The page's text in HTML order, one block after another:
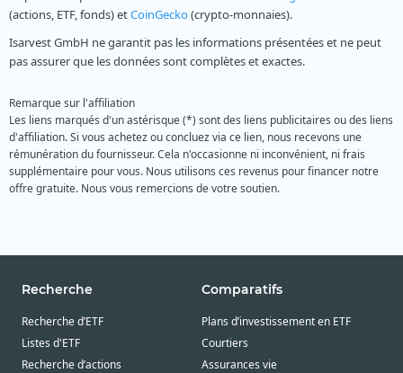
(actions, ETF, fonds) etCoinGecko(crypto-monnaies).
Isarvest GmbH ne garantit pas les informations présentées et ne peut
pas assurer que les données sont complètes et exactes.
Remarque sur l'affiliation
Les liens marqués d'un astérisque (*) sont des liens publicitaires ou des liens
d'affiliation. Si vous achetez ou concluez via ce lien, nous recevons une
rémunération du fournisseur. Cela n'occasionne ni inconvénient, ni frais
supplémentaire pour vous. Nous utilisons ces revenus pour financer notre
offre gratuite. Nous vous remercions de votre soutien.
Recherche
Recherche d’ETF
Listes d'ETF
Recherche d’actions
Comparatifs
Plans d’investissement en ETF
Courtiers
Assurances vie